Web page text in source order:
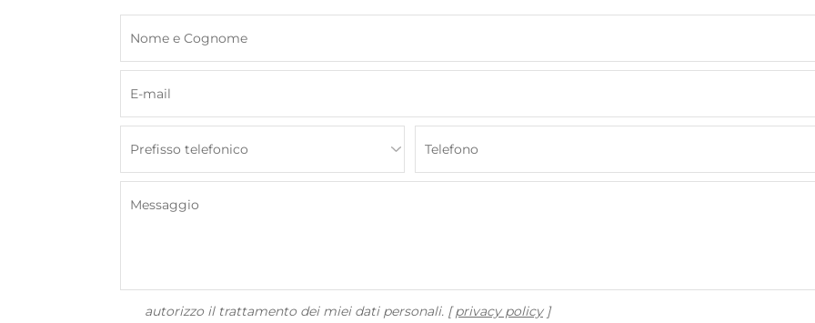
autorizzo il trattamento dei miei dati personali. [privacy policy]